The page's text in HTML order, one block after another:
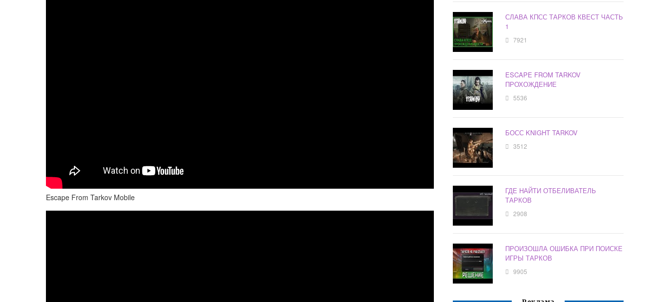
Escape From Tarkov Mobile
СЛАВА КПСС ТАРКОВ КВЕСТ ЧАСТЬ
1
7921
ESCAPE FROM TARKOV
ПРОХОЖДЕНИЕ
5536
БОСС KNIGHT TARKOV
3512
ГДЕ НАЙТИ ОТБЕЛИВАТЕЛЬ
ТАРКОВ
2908
ПРОИЗОШЛА ОШИБКА ПРИ ПОИСКЕ
ИГРЫ ТАРКОВ
9905